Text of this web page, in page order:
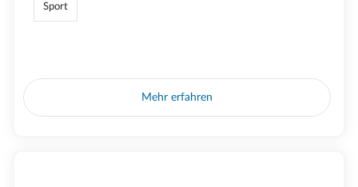
Sport
Mehr erfahren